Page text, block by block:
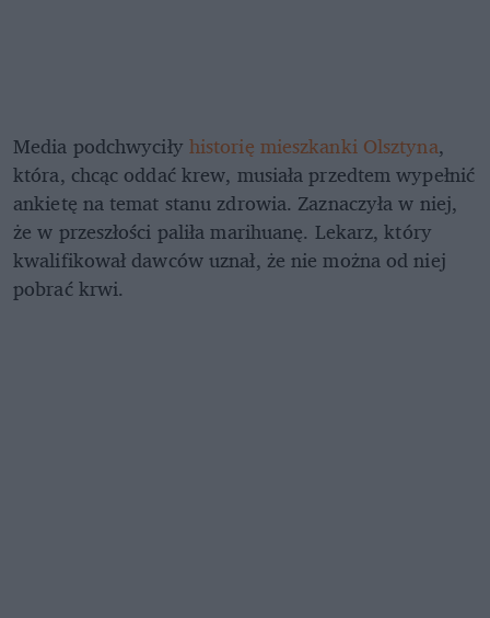
Media podchwyciły historię mieszkanki Olsztyna,
która, chcąc oddać krew, musiała przedtem wypełnić
ankietę na temat stanu zdrowia. Zaznaczyła w niej,
że w przeszłości paliła marihuanę. Lekarz, który
kwalifikował dawców uznał, że nie można od niej
pobrać krwi.